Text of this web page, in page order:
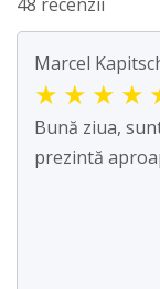
Marcel
★ ★ ★ ★
Bună ziua,
prezintă